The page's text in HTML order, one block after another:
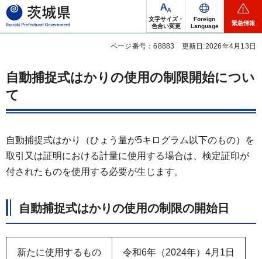
茨城県
文字サイズ・
色合い変更
Foreign
Language
緊急情報
ページ番号：68883 更新日:2026年4月13日
自動捕捉式はかりの使用の制限開始につい
て
自動捕捉式はかり（ひょう量が5キログラム以下のもの）を
取引又は証明における計量に使用する場合は、検定証印が
付されたものを使用する必要が生じます。
自動捕捉式はかりの使用の制限の開始日
新たに使用するもの 令和6年（2024年）4月1日